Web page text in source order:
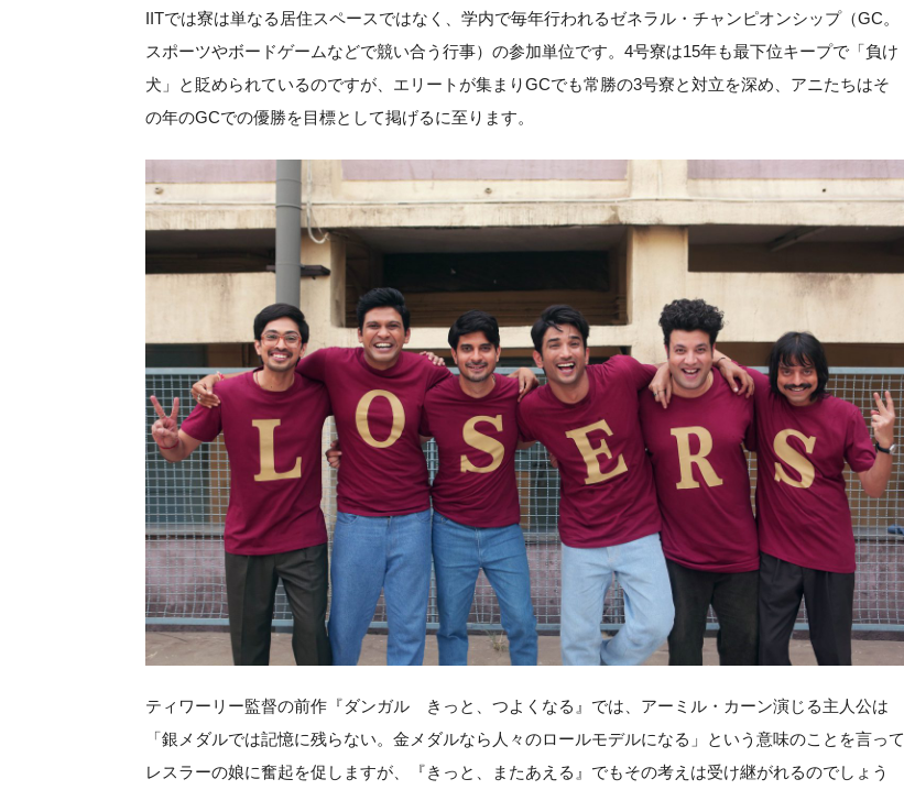
IITでは寮は単なる居住スペースではなく、学内で毎年行われるゼネラル・チャンピオンシップ（GC。
スポーツやボードゲームなどで競い合う行事）の参加単位です。4号寮は15年も最下位キープで「負け
犬」と貶められているのですが、エリートが集まりGCでも常勝の3号寮と対立を深め、アニたちはそ
の年のGCでの優勝を目標として掲げるに至ります。
ティワーリー監督の前作『ダンガル きっと、つよくなる』では、アーミル・カーン演じる主人公は
「銀メダルでは記憶に残らない。金メダルなら人々のロールモデルになる」という意味のことを言って
レスラーの娘に奮起を促しますが、『きっと、またあえる』でもその考えは受け継がれるのでしょう